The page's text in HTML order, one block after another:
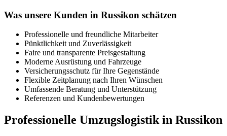
Was unsere Kunden in Russikon schätzen
Professionelle und freundliche Mitarbeiter
Pünktlichkeit und Zuverlässigkeit
Faire und transparente Preisgestaltung
Moderne Ausrüstung und Fahrzeuge
Versicherungsschutz für Ihre Gegenstände
Flexible Zeitplanung nach Ihren Wünschen
Umfassende Beratung und Unterstützung
Referenzen und Kundenbewertungen
Professionelle Umzugslogistik in Russikon